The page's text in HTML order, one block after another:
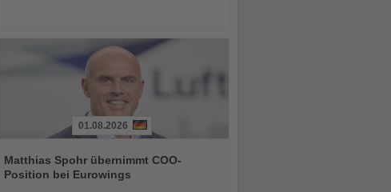
Sie
die
01.08.2026
Matthias Spohr übernimmt COO-
Position bei Eurowings